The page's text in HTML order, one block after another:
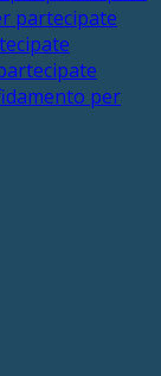
partecipate
per